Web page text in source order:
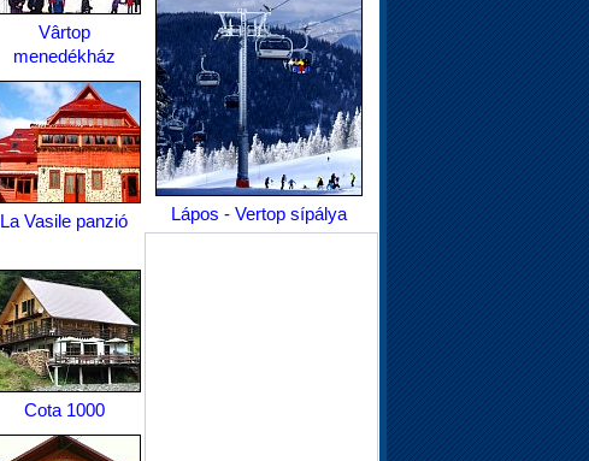
Lápos - Vertop sípálya
Vârtop
menedékház
La Vasile panzió
Cota 1000